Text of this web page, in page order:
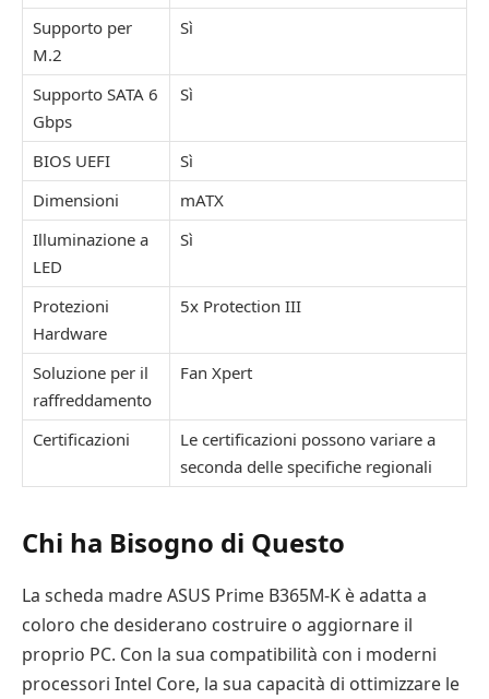
Supporto per
M.2
Sì
Supporto SATA 6
Gbps
Sì
BIOS UEFI
Sì
Dimensioni
mATX
Illuminazione a
LED
Sì
Protezioni
Hardware
5x Protection III
Soluzione per il
raffreddamento
Fan Xpert
Certificazioni
Le certificazioni possono variare a
seconda delle specifiche regionali
Chi ha Bisogno di Questo
La scheda madre ASUS Prime B365M-K è adatta a
coloro che desiderano costruire o aggiornare il
proprio PC. Con la sua compatibilità con i moderni
processori Intel Core, la sua capacità di ottimizzare le